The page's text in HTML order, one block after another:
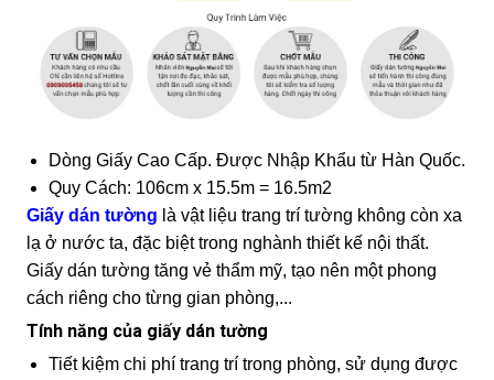
Dòng Giấy Cao Cấp. Được Nhập Khẩu từ Hàn Quốc.
Quy Cách: 106cm x 15.5m = 16.5m2
Giấy dán tường là vật liệu trang trí tường không còn xa
lạ ở nước ta, đặc biệt trong nghành thiết kế nội thất.
Giấy dán tường tăng vẻ thẩm mỹ, tạo nên một phong
cách riêng cho từng gian phòng,...
Tính năng của giấy dán tường
Tiết kiệm chi phí trang trí trong phòng, sử dụng được